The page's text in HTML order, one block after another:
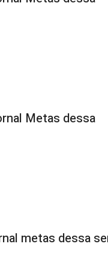
Metas dessa
metas dessa